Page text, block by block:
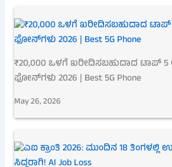
₹20,000 ಒಳಗೆ ಖರೀದಿಸಬಹುದಾದ ಟಾಪ್ 5
ಫೋನ್‌ಗಳು 2026 | Best 5G Phone
May 26, 2026